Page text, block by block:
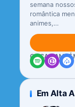
semana
romântica
animes,…
OUÇA
Em Alta